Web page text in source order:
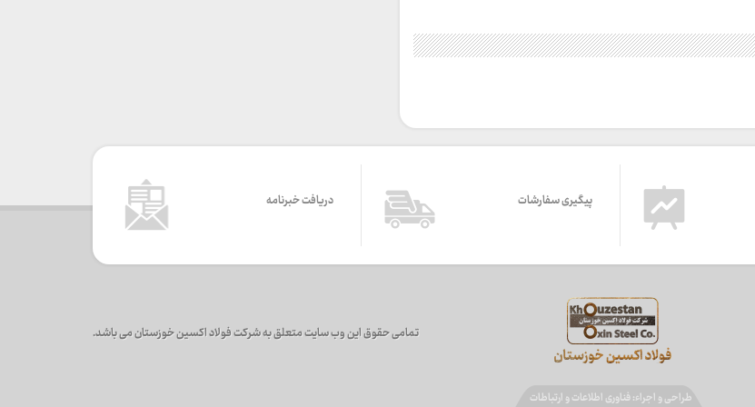
پیگیری سفارشات دریافت خبرنامه
تمامی حقوق این وب سایت متعلق به شرکت فولاد اکسین خوزستان می باشد.
طراحی و اجراء: فناوری اطلاعات و ارتباطات